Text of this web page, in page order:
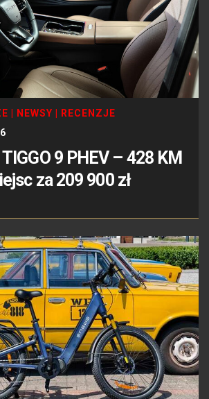
NEWSY
RECENZJE
9 PHEV – 428 KM
za 209 900 zł